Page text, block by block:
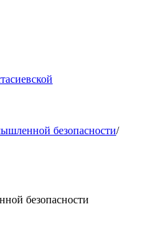
безопасности/
безопасности